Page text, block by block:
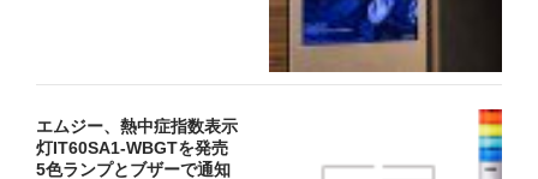
エムジー、熱中症指数表示
灯IT60SA1-WBGTを発売
5色ランプとブザーで通知